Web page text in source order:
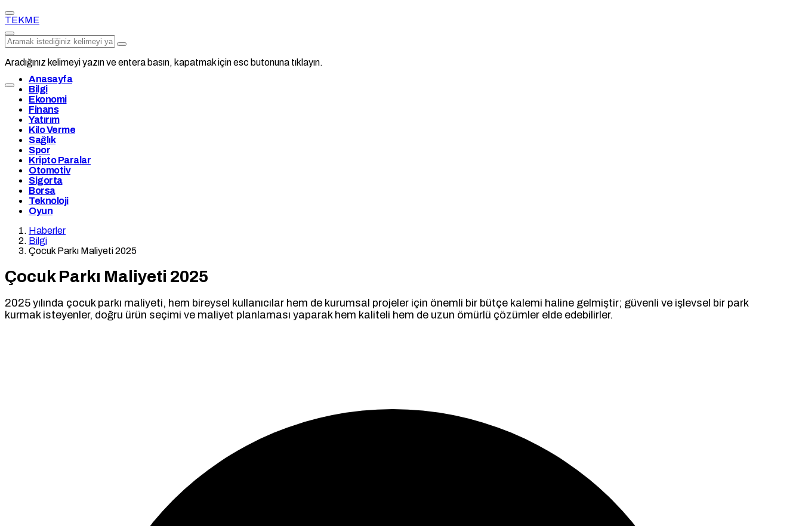
TEKME
Aradığınız kelimeyi yazın ve entera basın, kapatmak için esc butonuna tıklayın.
Anasayfa
Bilgi
Ekonomi
Finans
Yatırım
Kilo Verme
Sağlık
Spor
Kripto Paralar
Otomotiv
Sigorta
Borsa
Teknoloji
Oyun
Haberler
Bilgi
Çocuk Parkı Maliyeti 2025
Çocuk Parkı Maliyeti 2025
2025 yılında çocuk parkı maliyeti, hem bireysel kullanıcılar hem de kurumsal projeler için önemli bir bütçe kalemi haline gelmiştir; güvenli ve işlevsel bir park
kurmak isteyenler, doğru ürün seçimi ve maliyet planlaması yaparak hem kaliteli hem de uzun ömürlü çözümler elde edebilirler.